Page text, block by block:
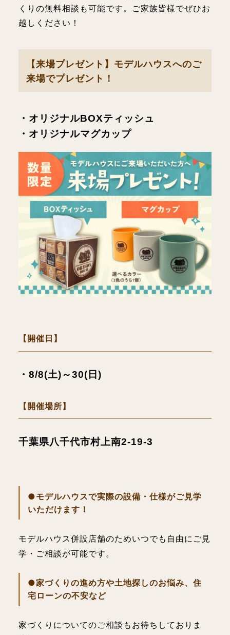
くりの無料相談も可能です。ご家族皆様でぜひお
越しください！
【来場プレゼント】モデルハウスへのご
来場でプレゼント！
・オリジナルBOXティッシュ
・オリジナルマグカップ
【開催日】
・ 8/8(土)～30(日)
【開催場所】
千葉県八千代市村上南2-19-3
●モデルハウスで実際の設備・仕様がご見学
いただけます！
モデルハウス併設店舗のためいつでも自由にご見
学・ご相談が可能です。
●家づくりの進め方や土地探しのお悩み、住
宅ローンの不安など
家づくりについてのご相談もお待ちしておりま